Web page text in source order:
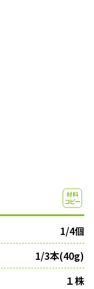
1/4個
1/3本(40g)
１株